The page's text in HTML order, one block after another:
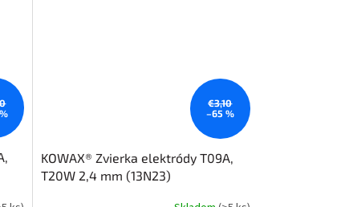
€3,10
–65 %
KOWAX® Zvierka elektródy T09A,
T20W 2,4 mm (13N23)